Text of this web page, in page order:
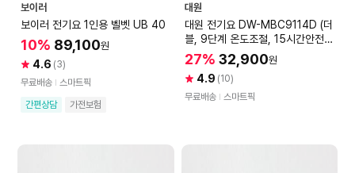
보이러
보이러 전기요 1인용 벨벳 UB 40
10% 89,100원
4.6 (3)
무료배송
스마트픽
간편상담
가전보험
대원
대원 전기요 DW-MBC9114D (더
블, 9단계 온도조절, 15시간안전타
이머,물세탁가능)
27% 32,900원
4.9 (10)
무료배송
스마트픽